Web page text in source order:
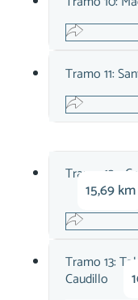
Tramo 11:
Tramo 12 -
15,69 km
Tramo 13:
Caudillo